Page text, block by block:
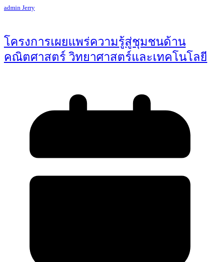
admin Jerry
โครงการเผยแพร่ความรู้สู่ชุมชนด้าน
คณิตศาสตร์ วิทยาศาสตร์และเทคโนโลยี